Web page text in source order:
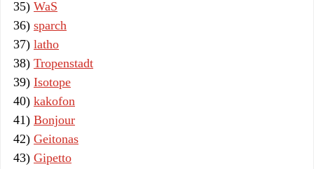
35) WaS
36) sparch
37) latho
38) Tropenstadt
39) Isotope
40) kakofon
41) Bonjour
42) Geitonas
43) Gipetto